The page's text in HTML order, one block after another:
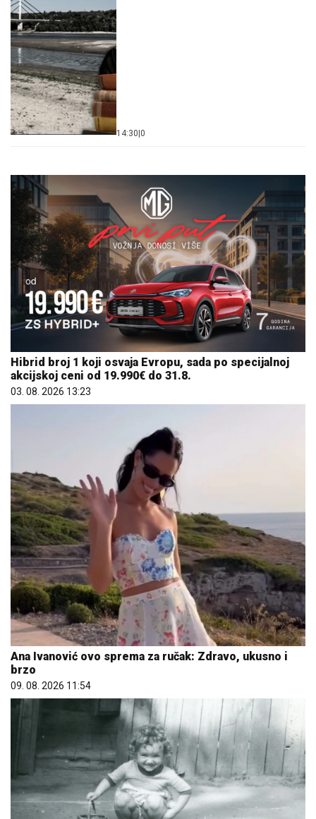
14:30 0
Hibrid broj 1 koji osvaja Evropu, sada po specijalnoj
akcijskoj ceni od 19.990€ do 31.8.
03. 08. 2026 13:23
Ana Ivanović ovo sprema za ručak: Zdravo, ukusno i
brzo
09. 08. 2026 11:54